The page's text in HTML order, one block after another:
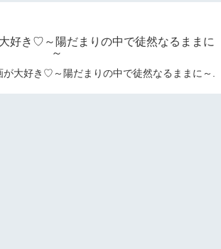
好き♡～陽だまりの中で徒然なるままに
～
大好き♡～陽だまりの中で徒然なるままに～.